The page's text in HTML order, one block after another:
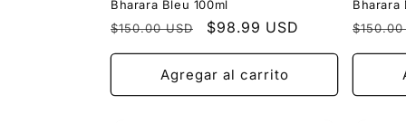
Bharara Bleu 100ml
Precio
habitual
$150.00 USD
Precio
de
oferta
$98.99 USD
Agregar al carrito
Bharara
Precio
$150.00